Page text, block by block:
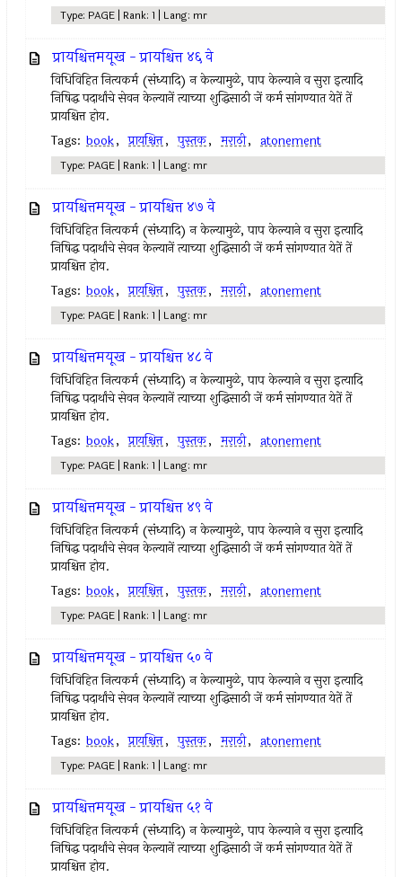
Type: PAGE | Rank: 1 | Lang: mr
प्रायश्चित्तमयूख - प्रायश्चित्त ४६ वे
विधिविहित नित्‍यकर्म (संध्यादि) न केल्‍यामुळे, पाप केल्याने व सुरा इत्‍यादि
निषिद्ध पदार्थांचे सेवन केल्‍यानें त्‍याच्या शुद्धिसाठी जें कर्म सांगण्यात येतें तें
प्रायश्चित्त होय.
Tags: book, प्रायश्चित्त, पुस्तक, मराठी, atonement
Type: PAGE | Rank: 1 | Lang: mr
प्रायश्चित्तमयूख - प्रायश्चित्त ४७ वे
विधिविहित नित्‍यकर्म (संध्यादि) न केल्‍यामुळे, पाप केल्याने व सुरा इत्‍यादि
निषिद्ध पदार्थांचे सेवन केल्‍यानें त्‍याच्या शुद्धिसाठी जें कर्म सांगण्यात येतें तें
प्रायश्चित्त होय.
Tags: book, प्रायश्चित्त, पुस्तक, मराठी, atonement
Type: PAGE | Rank: 1 | Lang: mr
प्रायश्चित्तमयूख - प्रायश्चित्त ४८ वे
विधिविहित नित्‍यकर्म (संध्यादि) न केल्‍यामुळे, पाप केल्याने व सुरा इत्‍यादि
निषिद्ध पदार्थांचे सेवन केल्‍यानें त्‍याच्या शुद्धिसाठी जें कर्म सांगण्यात येतें तें
प्रायश्चित्त होय.
Tags: book, प्रायश्चित्त, पुस्तक, मराठी, atonement
Type: PAGE | Rank: 1 | Lang: mr
प्रायश्चित्तमयूख - प्रायश्चित्त ४९ वे
विधिविहित नित्‍यकर्म (संध्यादि) न केल्‍यामुळे, पाप केल्याने व सुरा इत्‍यादि
निषिद्ध पदार्थांचे सेवन केल्‍यानें त्‍याच्या शुद्धिसाठी जें कर्म सांगण्यात येतें तें
प्रायश्चित्त होय.
Tags: book, प्रायश्चित्त, पुस्तक, मराठी, atonement
Type: PAGE | Rank: 1 | Lang: mr
प्रायश्चित्तमयूख - प्रायश्चित्त ५० वे
विधिविहित नित्‍यकर्म (संध्यादि) न केल्‍यामुळे, पाप केल्याने व सुरा इत्‍यादि
निषिद्ध पदार्थांचे सेवन केल्‍यानें त्‍याच्या शुद्धिसाठी जें कर्म सांगण्यात येतें तें
प्रायश्चित्त होय.
Tags: book, प्रायश्चित्त, पुस्तक, मराठी, atonement
Type: PAGE | Rank: 1 | Lang: mr
प्रायश्चित्तमयूख - प्रायश्चित्त ५१ वे
विधिविहित नित्‍यकर्म (संध्यादि) न केल्‍यामुळे, पाप केल्याने व सुरा इत्‍यादि
निषिद्ध पदार्थांचे सेवन केल्‍यानें त्‍याच्या शुद्धिसाठी जें कर्म सांगण्यात येतें तें
प्रायश्चित्त होय.